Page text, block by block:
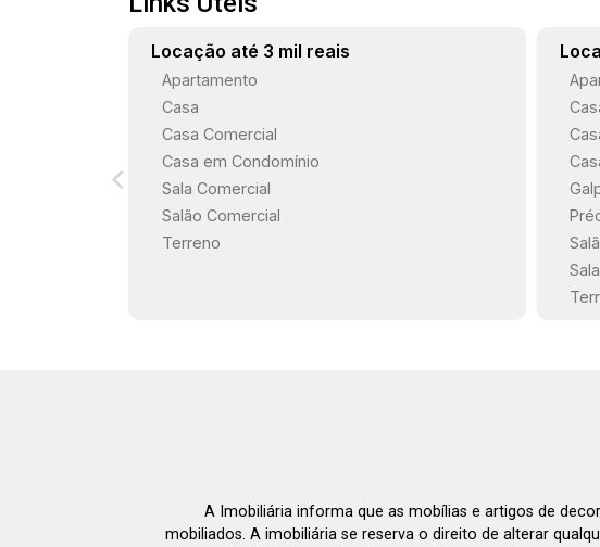
Locação até 3 mil reais
Apartamento
Casa
Casa Comercial
Casa em Condomínio
Sala Comercial
Salão Comercial
Terreno
A Imobiliária informa que as mobílias e artigos de
mobiliados. A imobiliária se reserva o direito de alterar